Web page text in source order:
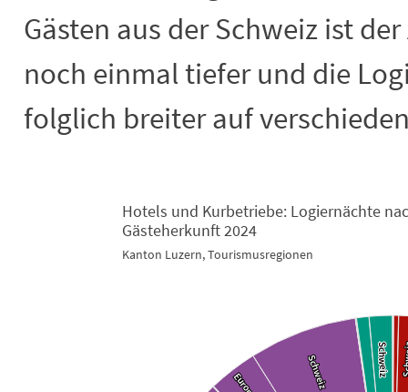
Gästen aus der Schweiz ist
noch einmal tiefer und die
folglich breiter auf
Hotels und Kurbetriebe:
Chart with 49 data points.
Hotels und Kurbetriebe: Logiernächte
Gästeherkunft 2024
Kanton Luzern, Tourismusregionen
Schweiz
Schweiz Schweiz
Schweiz